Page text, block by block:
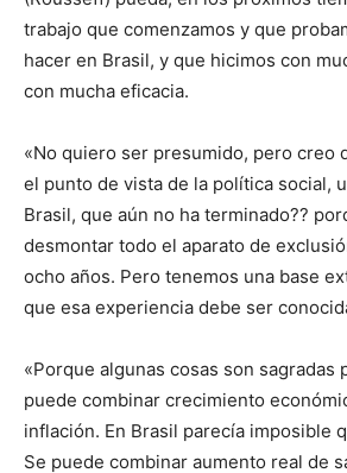
trabajo que comenzamos y que
hacer en Brasil, y que hicimos con
con mucha eficacia.
«No quiero ser presumido, pero creo
el punto de vista de la política social,
Brasil, que aún no ha terminado??
desmontar todo el aparato de
ocho años. Pero tenemos una base
que esa experiencia debe ser
«Porque algunas cosas son sagradas
puede combinar crecimiento
inflación. En Brasil parecía imposible
Se puede combinar aumento real de